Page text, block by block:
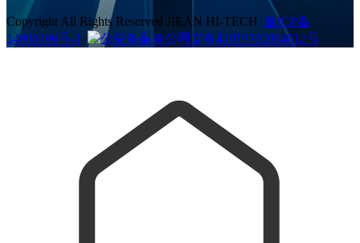
Copyright All Rights Reserved JIEAN HI-TECH 豫ICP备
14008106号-1
豫公网安备41019702004612号